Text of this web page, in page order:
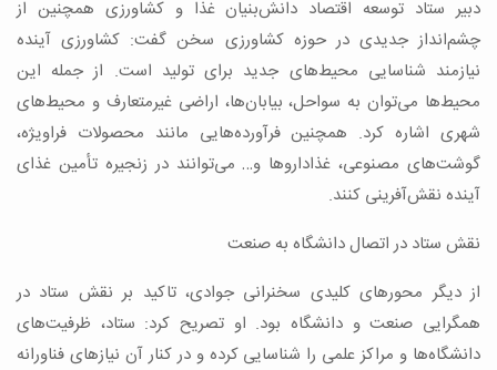
دبیر ستاد توسعه اقتصاد دانش‌بنیان غذا و کشاورزی همچنین از
چشم‌انداز جدیدی در حوزه کشاورزی سخن گفت: کشاورزی آینده
نیازمند شناسایی محیط‌های جدید برای تولید است. از جمله این
محیط‌ها می‌توان به سواحل، بیابان‌ها، اراضی غیرمتعارف و محیط‏‌های
شهری اشاره کرد. همچنین فرآورده‌هایی مانند محصولات فراویژه،
گوشت‌های مصنوعی، غذاداروها و… می‌توانند در زنجیره تأمین غذای
آینده نقش‌آفرینی کنند.
نقش ستاد در اتصال دانشگاه به صنعت
از دیگر محورهای کلیدی سخنرانی جوادی، تاکید بر نقش ستاد در
همگرایی صنعت و دانشگاه بود. او تصریح کرد: ستاد، ظرفیت‌های
دانشگاه‌ها و مراکز علمی را شناسایی کرده و در کنار آن نیازهای فناورانه